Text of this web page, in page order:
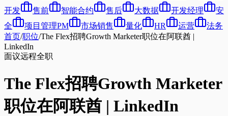
开发
售前 智能合约 售后 大数据 开发经理
安
全
项目管理PM 市场销售 量化 HR 运营
法务
首页/职位/The Flex招聘Growth Marketer职位在阿联酋 |
LinkedIn
面议远程全职
The Flex招聘Growth Marketer
职位在阿联酋 | LinkedIn